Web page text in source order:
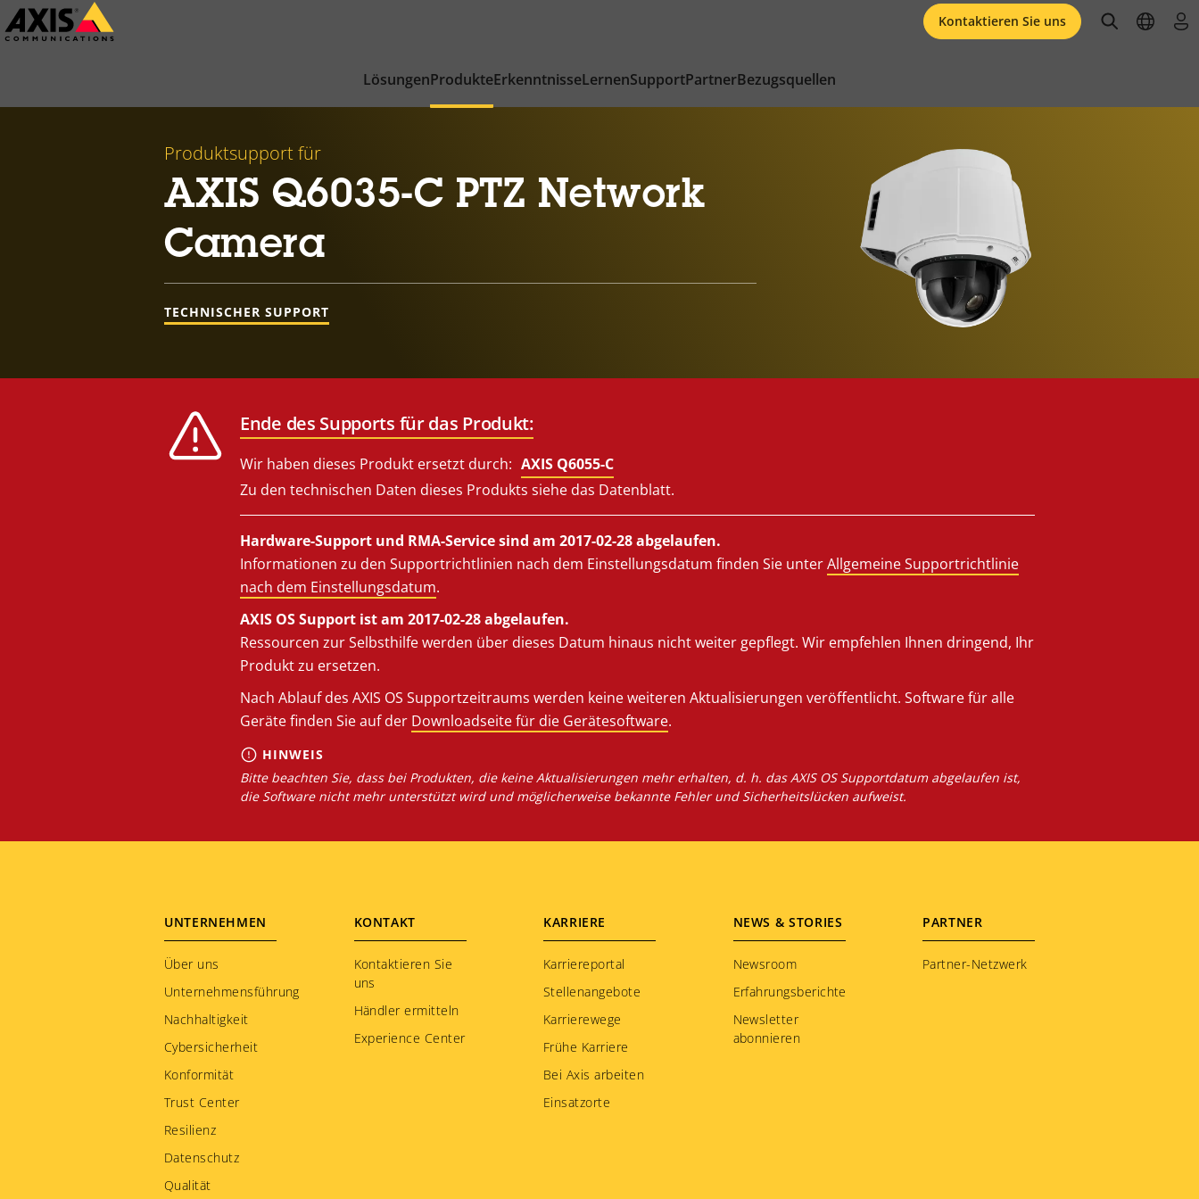
Zum
Hauptinhalt
LösungenProdukteErkenntnisseLernenSupportPartnerBezugsquellen
Kontaktieren Sie uns openopen
Produktsupport für
AXIS Q6035-C PTZ Network
Camera
TECHNISCHER SUPPORT
Ende des Supports für das Produkt:
Wir haben dieses Produkt ersetzt durch: AXIS Q6055-C
Zu den technischen Daten dieses Produkts siehe das Datenblatt.
Hardware-Support und RMA-Service sind am 2017-02-28 abgelaufen.
Informationen zu den Supportrichtlinien nach dem Einstellungsdatum finden Sie unterAllgemeine Supportrichtlinie
nach dem Einstellungsdatum.
AXIS OS Support ist am 2017-02-28 abgelaufen.
Ressourcen zur Selbsthilfe werden über dieses Datum hinaus nicht weiter gepflegt. Wir empfehlen Ihnen dringend, Ihr
Produkt zu ersetzen.
Nach Ablauf des AXIS OS Supportzeitraums werden keine weiteren Aktualisierungen veröffentlicht. Software für alle
Geräte finden Sie auf der Downloadseite für die Gerätesoftware.
HINWEIS
Bitte beachten Sie, dass bei Produkten, die keine Aktualisierungen mehr erhalten, d. h. das AXIS OS Supportdatum abgelaufen ist,
die Software nicht mehr unterstützt wird und möglicherweise bekannte Fehler und Sicherheitslücken aufweist.
Footer
menu
UNTERNEHMEN
Über uns
Unternehmensführung
Nachhaltigkeit
Cybersicherheit
Konformität
Trust Center
Resilienz
Datenschutz
Qualität
KONTAKT
Kontaktieren Sie
uns
Händler ermitteln
Experience Center
KARRIERE
Karriereportal
Stellenangebote
Karrierewege
Frühe Karriere
Bei Axis arbeiten
Einsatzorte
NEWS & STORIES
Newsroom
Erfahrungsberichte
Newsletter
abonnieren
PARTNER
Partner-Netzwerk